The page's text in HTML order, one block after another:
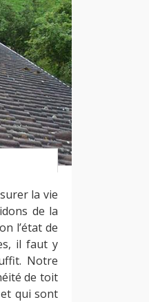
la vie
de la
l’état de
il faut y
Notre
de toit
qui sont